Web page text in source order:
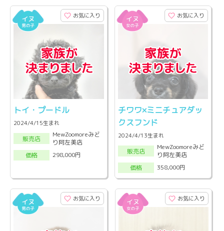
お気に入り
トイ・プードル
2024/4/15生まれ
販売店
MewZoomoreみど
り阿左美店
価格
298,000円
お気に入り
チワワ×ミニチュアダッ
クスフンド
2024/4/13生まれ
販売店
MewZoomoreみど
り阿左美店
価格
358,000円
お気に入り お気に入り